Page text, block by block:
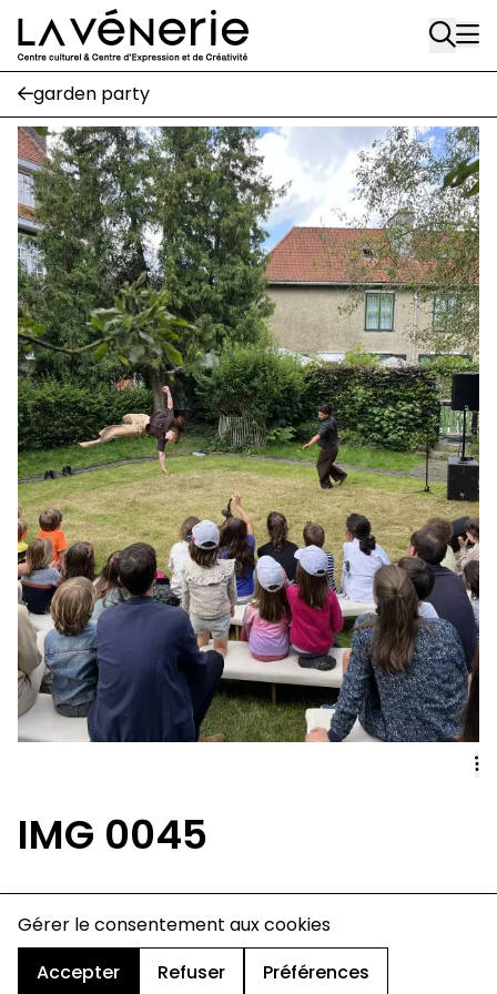
Gérer le consentement aux cookies
Accepter
Refuser Préférences
Aller au contenu principal
Écuries
Place Gilson, 3
1170 Watermael-Boitsfort
02 663 85 50
suivez-nous
Journal Vénerie- version papier
Newsletter
AA
garden party
IMG 0045
charte de confidentialité
mentions légales
cookies
design & développement :